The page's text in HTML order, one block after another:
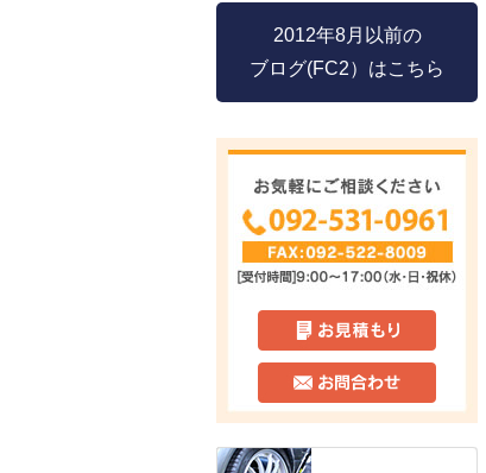
2012年8月以前の
ブログ(FC2）はこちら